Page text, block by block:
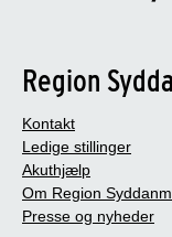
Region
Kontakt
Ledige stillinger
Akuthjælp
Om Region
Presse og nyheder